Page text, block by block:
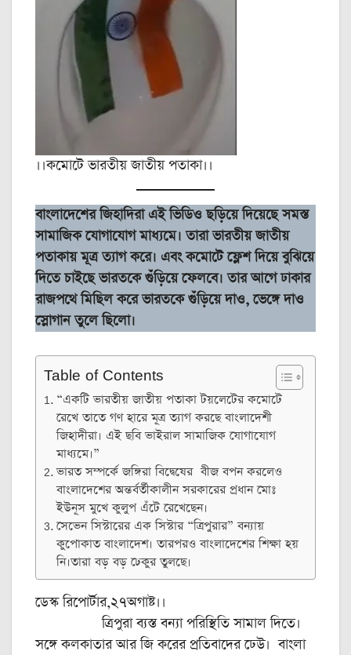
।।কমোটে ভারতীয় জাতীয় পতাকা।।
বাংলাদেশের জিহাদিরা এই ভিডিও ছড়িয়ে দিয়েছে সমস্ত
সামাজিক যোগাযোগ মাধ্যমে। তারা ভারতীয় জাতীয়
পতাকায় মূত্র ত্যাগ করে। এবং কমোটে ফ্লেশ দিয়ে বুঝিয়ে
দিতে চাইছে ভারতকে গুঁড়িয়ে ফেলবে। তার আগে ঢাকার
রাজপথে মিছিল করে ভারতকে গুঁড়িয়ে দাও, ভেঙ্গে দাও
স্লোগান তুলে ছিলো।
Table of Contents
“একটি ভারতীয় জাতীয় পতাকা টয়লেটের কমোটে
রেখে তাতে গণ হারে মূত্র ত্যাগ করছে বাংলাদেশী
জিহাদীরা। এই ছবি ভাইরাল সামাজিক যোগাযোগ
মাধ্যমে।”
ভারত সম্পর্কে জঙ্গিরা বিদ্বেষের বীজ বপন করলেও
বাংলাদেশের অন্তর্বর্তীকালীন সরকারের প্রধান মোঃ
ইউনূস মুখে কুলুপ এঁটে রেখেছেন।
সেভেন সিস্টারের এক সিস্টার “ত্রিপুরার” বন্যায়
কুপোকাত বাংলাদেশ। তারপরও বাংলাদেশের শিক্ষা হয়
নি।তারা বড় বড় ঢেকুর তুলছে।
ডেস্ক রিপোর্টার,২৭অগাষ্ট।।
ত্রিপুরা ব্যস্ত বন্যা পরিস্থিতি সামাল দিতে।
সঙ্গে কলকাতার আর জি করের প্রতিবাদের ঢেউ। বাংলা